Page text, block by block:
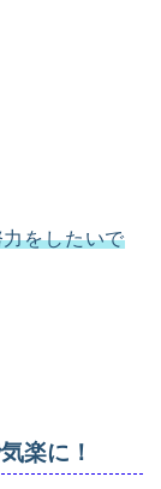
をしたいで
楽に！